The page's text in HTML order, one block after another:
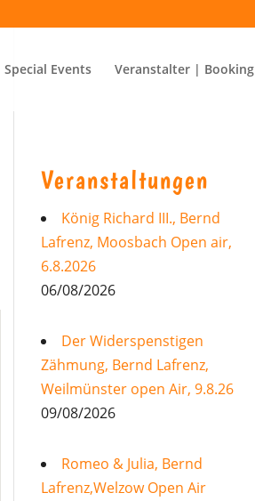
Special Events Veranstalter | Booking
Veranstaltungen
König Richard III., Bernd
Lafrenz, Moosbach Open air,
6.8.2026
06/08/2026
Der Widerspenstigen
Zähmung, Bernd Lafrenz,
Weilmünster open Air, 9.8.26
09/08/2026
Romeo & Julia, Bernd
Lafrenz,Welzow Open Air